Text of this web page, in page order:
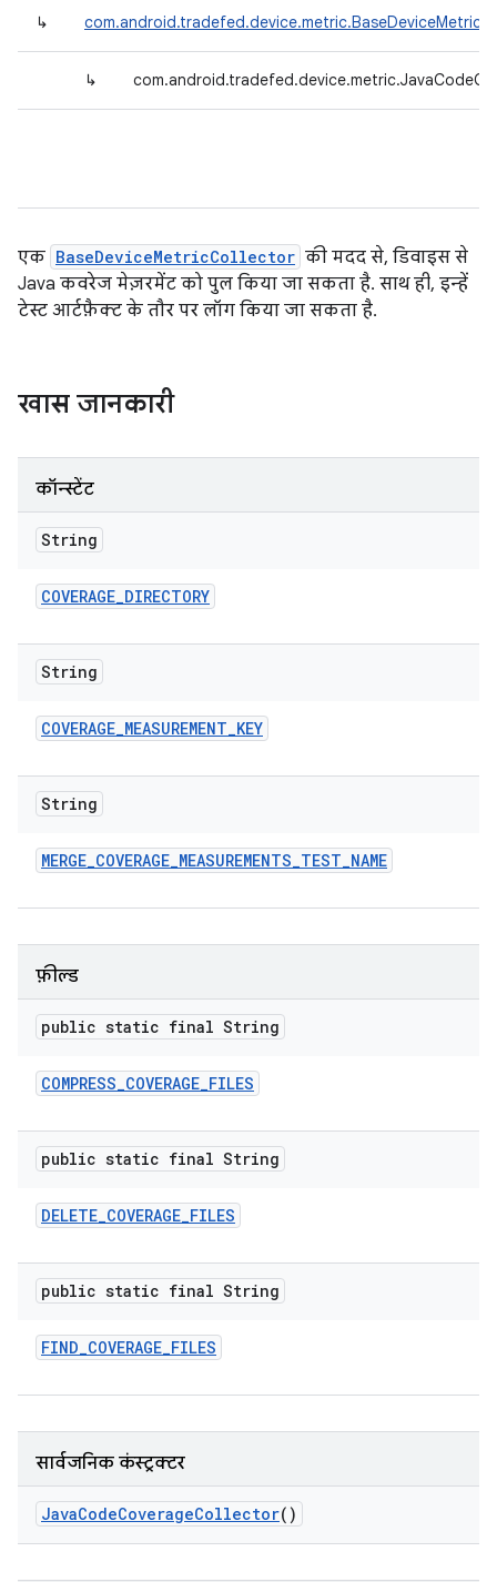
↳
↳
एक BaseDeviceMetricCollector की मदद से, डिवाइस से
Java कवरेज मेज़रमेंट को पुल किया जा सकता है. साथ ही, इन्हें
टेस्ट आर्टफ़ैक्ट के तौर पर लॉग किया जा सकता है.
खास जानकारी
कॉन्स्टेंट
String
COVERAGE_DIRECTORY
String
COVERAGE_MEASUREMENT_KEY
String
MERGE_COVERAGE_MEASUREMENTS_TEST_NAME
फ़ील्ड
public static final String
COMPRESS_COVERAGE_FILES
public static final String
DELETE_COVERAGE_FILES
public static final String
FIND_COVERAGE_FILES
सार्वजनिक कंस्ट्रक्टर
JavaCodeCoverageCollector()